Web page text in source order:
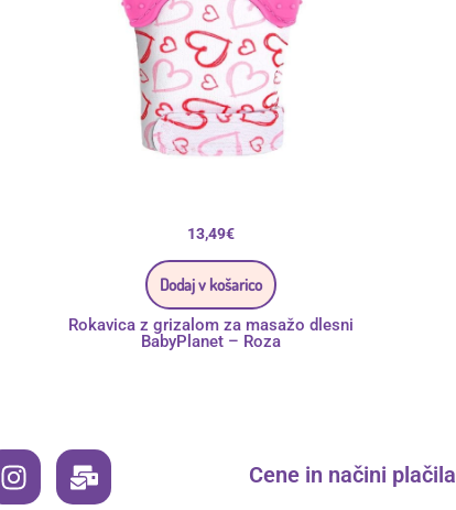
13,49€
Dodaj v košarico
Rokavica z grizalom za masažo dlesni
BabyPlanet – Roza
I
n
M
a
Cene in načini plačila ​